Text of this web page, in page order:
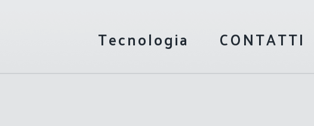
Tecnologia CONTATTI